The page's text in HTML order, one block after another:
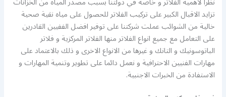
تزايد الاقبال الكبير على تركيب الفلاتر للحصول على مياه نقية صحية
خالية من الشوائب عملت شركتنا على توفير افضل الففيين القادرين
على التعامل مع جميع انواع الفلاتر منها الفلاتر المركزية و فلاتر
الباتوسونيك و التانك و غيرها من الانواع الاخرى و ذلك بالاعتماد على
مهارات الفنيين الاحترافية و نعمل دائما على تطوير وتنمية المهارات و
الاستفادة من الخبرات الاجنبية.